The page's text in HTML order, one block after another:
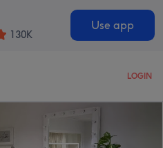
130K
Use app
LOGIN